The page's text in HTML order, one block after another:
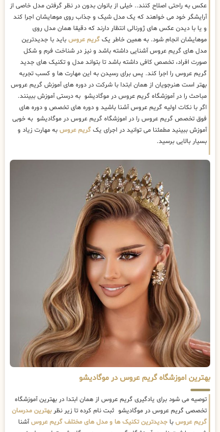
عکس به راحتی اصلاح کنند.. خیلی از بانوان بدون در نظر گرفتن مدل خاصی از
آرایشگر خود می خواهند که یک مدل شیک و جذاب روی موهایشان اجرا کند
و یا با دیدن عکس های ژورنالی انتظار دارند که دقیقا همان مدل روی
موهایشان انجام شود. به همین خاطر یک گریم عروس باید با جدیدترین
مدل های گریم عروس آشنایی داشته باشد و نیز در شناخت فرم و شکل
صورت افراد، تخصص کافی داشته باشد تا بتواند مدل و تکنیک های جدید
گریم عروس را اجرا کند. پس برای رسیدن به این مهارت ها و کسب تجربه
بهتر است هنرجویان از همان ابتدا با شرکت در دوره های آموزش گریم عروس
مباحث را در آموزشگاه گریم عروس در موگادیشو به درستی آموزش ببینند.
اگر با نکات اولیه گریم عروس آشنا باشید و دوره های تخصص و دوره های
فوق تخصص گریم عروس را در اموزشگاه گریم عروس در موگادیشو به خوبی
آموزش ببینید مطمئنا می توانید در اجرای یک گریم عروس به مهارت زیاد و
بسیار بالایی برسید.
بهترین اموزشگاه گریم عروس در موگادیشو
توصیه می شود برای یادگیری گریم عروس از همان ابتدا در بهترین آموزشگاه
تخصصی گریم عروس در موگادیشو ثبت نام کرده تا زیر نظربهترین مدرسان
گریم عروس با جدیدترین تکنیک ها و مدل های مختلف گریم عروسآشنا